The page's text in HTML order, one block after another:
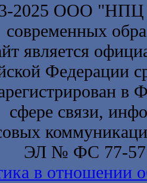
2025 ООО
современных
является
Федерации
в
сфере связи,
ЭЛ № ФС 77-
в отношении